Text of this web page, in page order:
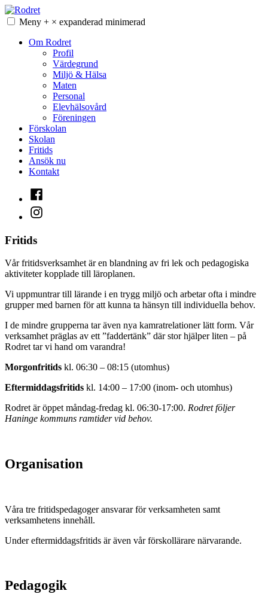
Hoppa
till Meny + × expanderad minimerad
Om Rodret
Profil
Värdegrund
Miljö & Hälsa
Maten
Personal
Elevhälsovård
Föreningen
Förskolan
Skolan
Fritids
Ansök nu
Kontakt
Facebook
Instagram
Fritids
Vår fritidsverksamhet är en blandning av fri lek och pedagogiska
aktiviteter kopplade till läroplanen.
Vi uppmuntrar till lärande i en trygg miljö och arbetar ofta i mindre
grupper med barnen för att kunna ta hänsyn till individuella behov.
I de mindre grupperna tar även nya kamratrelationer lätt form. Vår
verksamhet präglas av ett ”faddertänk” där stor hjälper liten – på
Rodret tar vi hand om varandra!
Morgonfritids kl. 06:30 – 08:15 (utomhus)
Eftermiddagsfritids kl. 14:00 – 17:00 (inom- och utomhus)
Rodret är öppet måndag-fredag kl. 06:30-17:00. Rodret följer
Haninge kommuns ramtider vid behov.
Organisation
Våra tre fritidspedagoger ansvarar för verksamheten samt
verksamhetens innehåll.
Under eftermiddagsfritids är även vår förskollärare närvarande.
Pedagogik